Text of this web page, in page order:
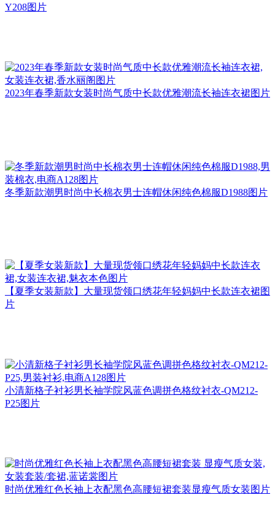
Y208图片
2023年春季新款女装时尚气质中长款优雅潮流长袖连衣裙图片
冬季新款潮男时尚中长棉衣男士连帽休闲纯色棉服D1988图片
【夏季女装新款】大量现货领口绣花年轻妈妈中长款连衣裙图
片
小清新格子衬衫男长袖学院风蓝色调拼色格纹衬衣-QM212-
P25图片
时尚优雅红色长袖上衣配黑色高腰短裙套装显瘦气质女装图片